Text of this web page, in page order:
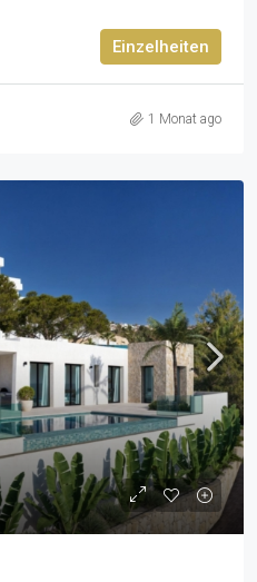
Einzelheiten
1 Monat ago